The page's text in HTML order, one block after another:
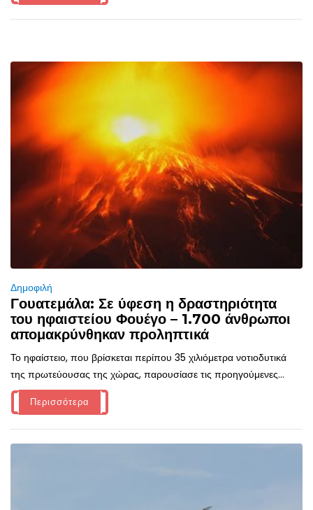
Δημοφιλή
Γουατεμάλα: Σε ύφεση η δραστηριότητα
του ηφαιστείου Φουέγο – 1.700 άνθρωποι
απομακρύνθηκαν προληπτικά
Το ηφαίστειο, που βρίσκεται περίπου 35 χιλιόμετρα νοτιοδυτικά
της πρωτεύουσας της χώρας, παρουσίασε τις προηγούμενες...
Περισσότερα